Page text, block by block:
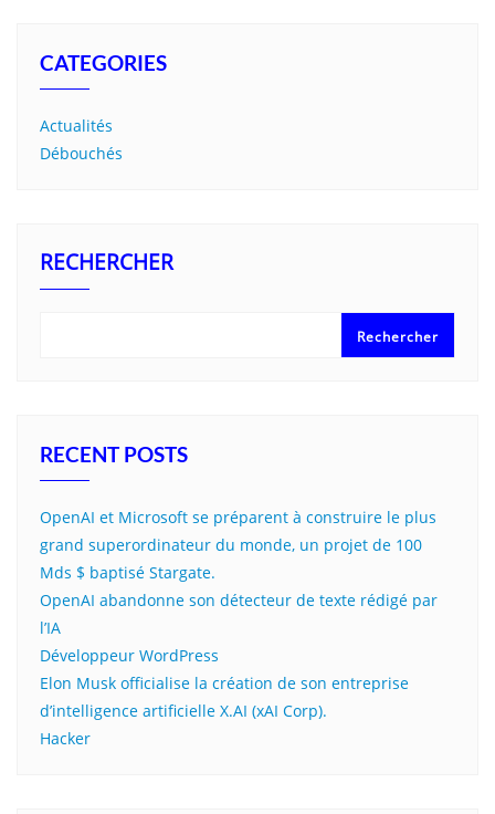
CATEGORIES
Actualités
Débouchés
RECHERCHER
Rechercher
RECENT POSTS
OpenAI et Microsoft se préparent à construire le plus
grand superordinateur du monde, un projet de 100
Mds $ baptisé Stargate.
OpenAI abandonne son détecteur de texte rédigé par
l’IA
Développeur WordPress
Elon Musk officialise la création de son entreprise
d’intelligence artificielle X.AI (xAI Corp).
Hacker